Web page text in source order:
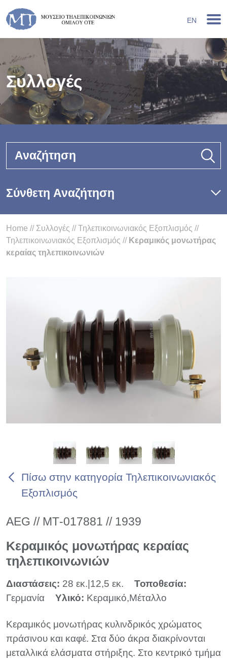
EN
Συλλογές
Αναζήτηση
Σύνθετη Αναζήτηση
Home // Συλλογές //Τηλεπικοινωνιακός Εξοπλισμός //
Τηλεπικοινωνιακός Εξοπλισμός // Κεραμικός μονωτήρας
κεραίας τηλεπικοινωνιών
Πίσω στην κατηγορία Τηλεπικοινωνιακός
Εξοπλισμός
AEG // ΜΤ-017881 // 1939
Κεραμικός μονωτήρας κεραίας
τηλεπικοινωνιών
Διαστάσεις: 28 εκ.|12,5 εκ.
Τοποθεσία:
Γερμανία
Υλικό: Κεραμικό,Μέταλλο
Κεραμικός μονωτήρας κυλινδρικός χρώματος
πράσινου και καφέ. Στα δύο άκρα διακρίνονται
μεταλλικά ελάσματα στήριξης. Στο κεντρικό τμήμα